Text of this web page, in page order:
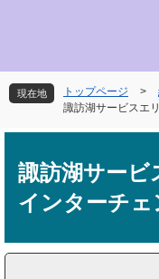
先
頭
を
飛
現在地 トップページ >
諏訪湖サービスエ
諏訪湖サー
インターチ